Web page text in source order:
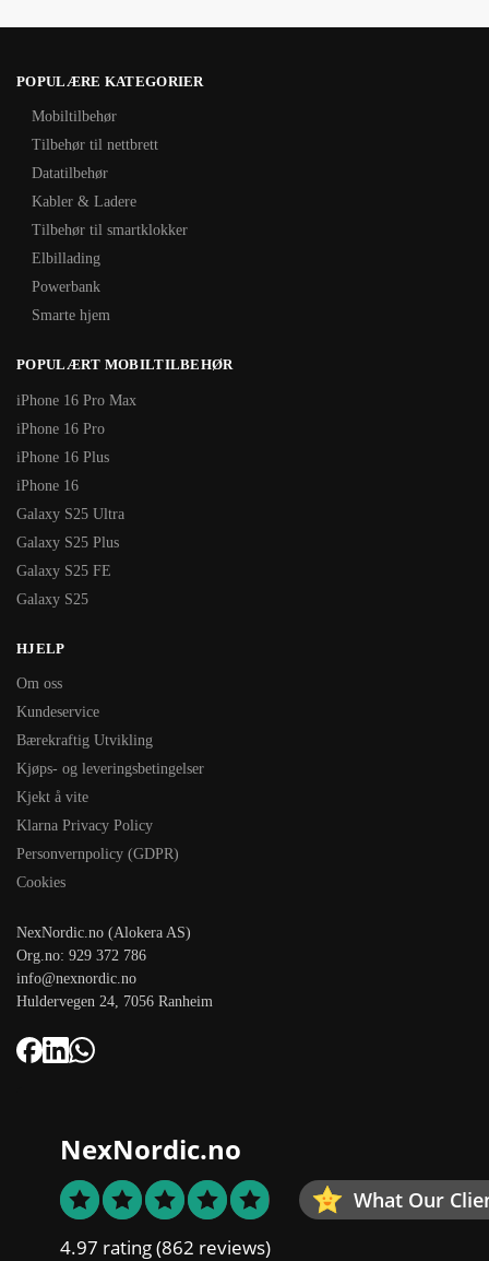
POPULÆRE KATEGORIER
Mobiltilbehør
Tilbehør til nettbrett
Datatilbehør
Kabler & Ladere
Tilbehør til smartklokker
Elbillading
Powerbank
Smarte hjem
POPULÆRT MOBILTILBEHØR
iPhone 16 Pro Max
iPhone 16 Pro
iPhone 16 Plus
iPhone 16
Galaxy S25 Ultra
Galaxy S25 Plus
Galaxy S25 FE
Galaxy S25
HJELP
Om oss
Kundeservice
Bærekraftig Utvikling
Kjøps- og leveringsbetingelser
Kjekt å vite
Klarna Privacy Policy
Personvernpolicy (GDPR)
Cookies
NexNordic.no (Alokera AS)
Org.no: 929 372 786
info@nexnordic.no
Huldervegen 24, 7056 Ranheim
NexNordic.no
What Our
4.97 rating(862 reviews)